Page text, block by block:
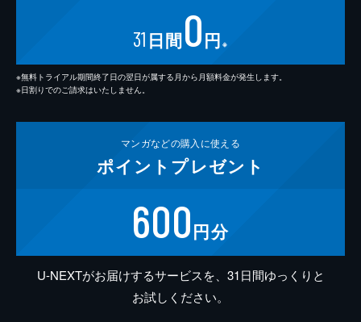
31 日間0円 ※
※無料トライアル期間終了日の翌日が属する月から月額料金が発生します。
※日割りでのご請求はいたしません。
マンガなどの購入に使える
ポイント プレゼント
600円分
U-NEXTがお届けするサービスを、31日間ゆっくりと
お試しください。